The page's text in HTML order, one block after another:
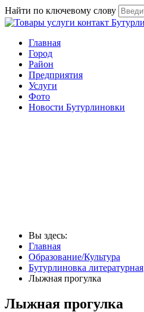
Найти по ключевому слову
Главная
Город
Район
Предприятия
Услуги
Фото
Новости Бутурлиновки
Вы здесь:
Главная
Образование/Культура
Бутурлиновка литературная
Лыжная прогулка
Лыжная прогулка